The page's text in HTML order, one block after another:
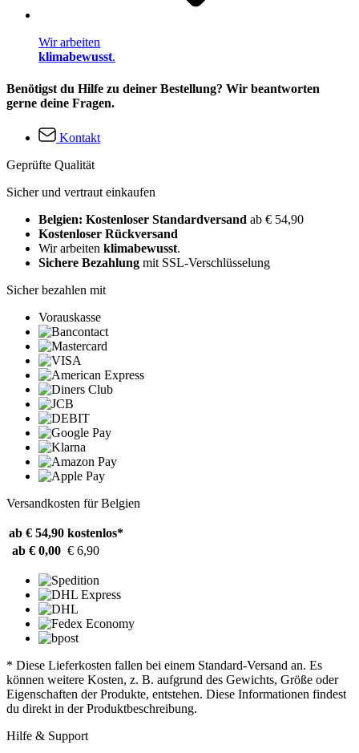
Wir arbeiten
klimabewusst.
Benötigst du Hilfe zu deiner Bestellung? Wir beantworten
gerne deine Fragen.
Kontakt
Geprüfte Qualität
Sicher und vertraut einkaufen
Belgien: Kostenloser Standardversand ab € 54,90
Kostenloser Rückversand
Wir arbeiten klimabewusst.
Sichere Bezahlung mit SSL-Verschlüsselung
Sicher bezahlen mit
Vorauskasse
Versandkosten für Belgien
ab € 54,90 kostenlos*
ab € 0,00 € 6,90
* Diese Lieferkosten fallen bei einem Standard-Versand an. Es
können weitere Kosten, z. B. aufgrund des Gewichts, Größe oder
Eigenschaften der Produkte, entstehen. Diese Informationen findest
du direkt in der Produktbeschreibung.
Hilfe & Support